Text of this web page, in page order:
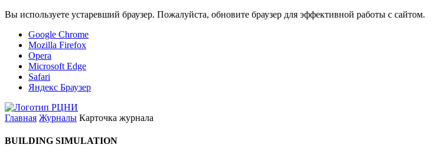
Вы используете устаревший браузер. Пожалуйста, обновите браузер для эффективной работы с сайтом.
Google Chrome
Mozilla Firefox
Opera
Microsoft Edge
Safari
Яндекс Браузер
Главная Журналы Карточка журнала
BUILDING SIMULATION